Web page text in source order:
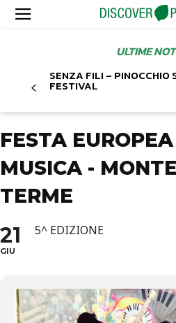
ULTIME
SENZA FILI – PINOCCHIO
FESTIVAL
FESTA
MUSICA -
TERME
21
GIU
5^ EDIZIONE